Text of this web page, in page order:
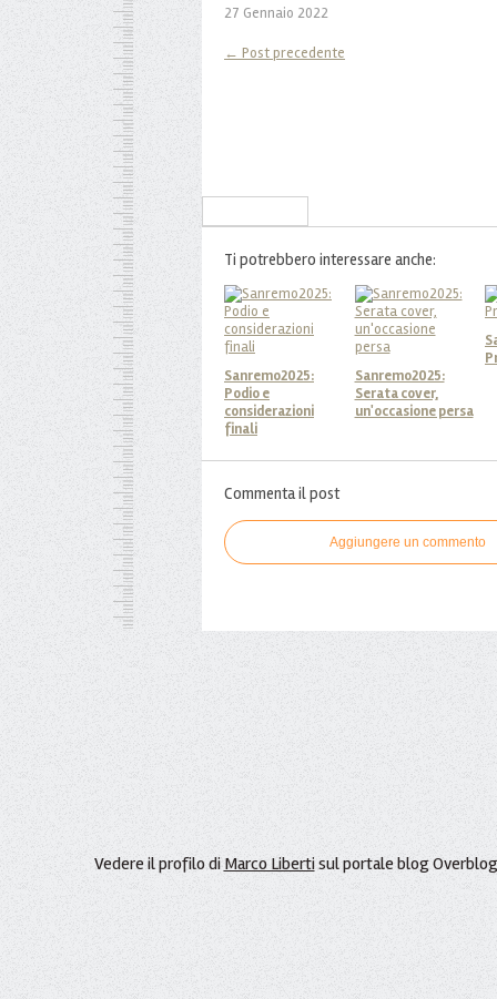
27 Gennaio 2022
← Post precedente
Ti potrebbero interessare anche:
Sanremo2025:
Podio e
considerazioni
finali
Sanremo2025:
Serata cover,
un'occasione persa
Commenta il post
Aggiungere un commento
Vedere il profilo di Marco Libertisul portale blog Overblog